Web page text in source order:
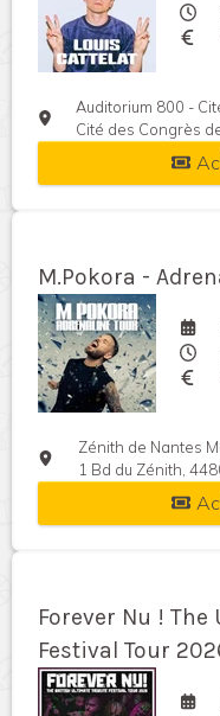
Auditorium 800 -
Cité des Congrès de
M.Pokora -
Zénith de Nantes
1 Bd du Zénith,
Forever Nu !
Festival Tour